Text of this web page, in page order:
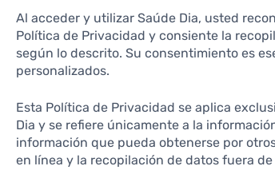
Al acceder y utilizar Saúde Dia, usted
Política de Privacidad y consiente la
según lo descrito. Su consentimiento es
personalizados.
Esta Política de Privacidad se aplica
Dia y se refiere únicamente a la
información que pueda obtenerse por
en línea y la recopilación de datos fuera de